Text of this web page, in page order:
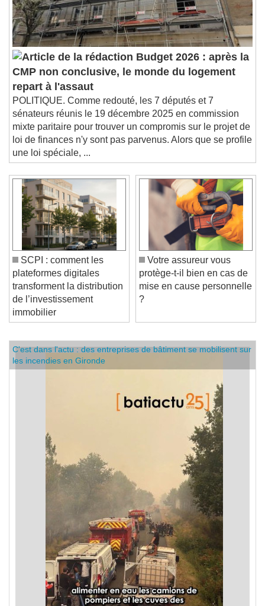
Budget 2026 : après la
CMP non conclusive, le monde du logement
repart à l'assaut
POLITIQUE. Comme redouté, les 7 députés et 7
sénateurs réunis le 19 décembre 2025 en commission
mixte paritaire pour trouver un compromis sur le projet de
loi de finances n'y sont pas parvenus. Alors que se profile
une loi spéciale, ...
SCPI : comment les
plateformes digitales
transforment la distribution
de l’investissement
immobilier
Votre assureur vous
protège-t-il bien en cas de
mise en cause personnelle
C'est dans l'actu : des entreprises de bâtiment se mobilisent sur
les incendies en Gironde